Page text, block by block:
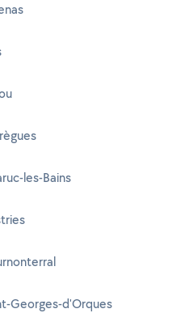
les-Bains
Georges-d'Orques